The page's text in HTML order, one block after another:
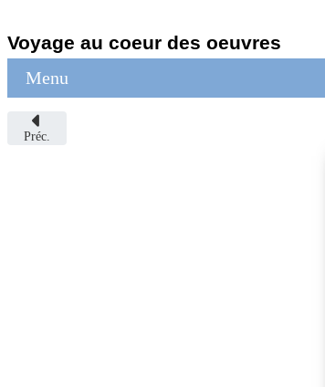
Voyage au coeur des oeuvres
Menu
Préc.